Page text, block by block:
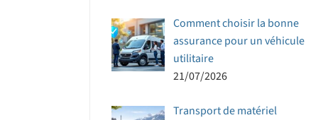
Comment choisir la bonne
assurance pour un véhicule
utilitaire
21/07/2026
Transport de matériel